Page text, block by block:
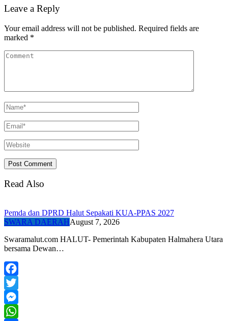
Leave a Reply
Your email address will not be published. Required fields are
marked *
Read Also
Pemda dan DPRD Halut Sepakati KUA-PPAS 2027
SWARA DAERAHAugust 7, 2026
Swaramalut.com HALUT- Pemerintah Kabupaten Halmahera Utara
bersama Dewan…
Facebook
Twitter
Messenger